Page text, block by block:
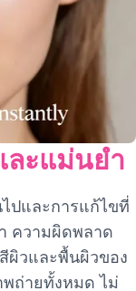
ละแม่นยำ
ปและการแก้ไขที่
ความผิดพลาด
ผิวและพื้นผิวของ
ถ่ายทั้งหมด ไม่